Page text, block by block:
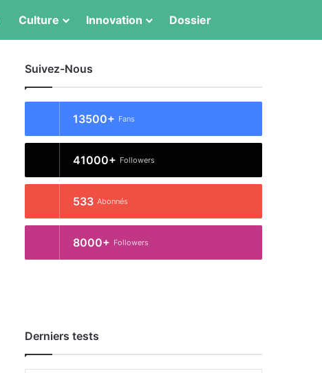
Culture Innovation Dossier
Suivez-Nous
13500+ Fans
41000+ Followers
533 Abonnés
8000+ Followers
Derniers tests